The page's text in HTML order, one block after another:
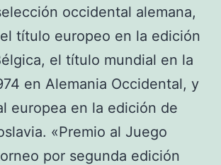
occidental alemana,
título europeo en la edición
el título mundial en la
en Alemania Occidental, y
europea en la edición de
«Premio al Juego
por segunda edición